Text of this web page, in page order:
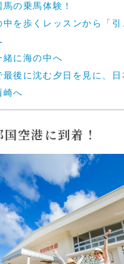
馬の乗馬体験！
中を歩くレッスンから「引
緒に海の中へ
最後に沈む夕日を見に、
崎へ
国空港に到着！